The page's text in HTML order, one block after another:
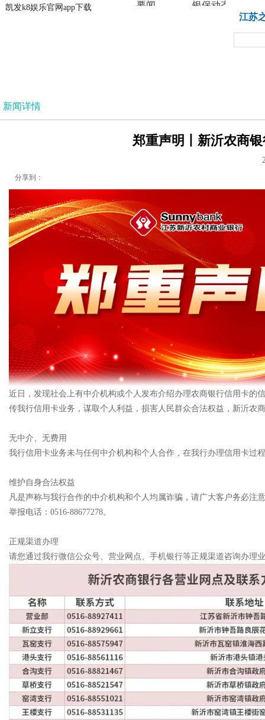
凯发k8娱乐官网app下载
凯发k8娱乐官网app下载
要闻 银保动态
江苏
新闻详情
郑重声明丨新沂农商
分享到：
近日，发现社会上有中介机构或个人发布介绍办理农商银行信用卡的
传我行信用卡业务，谋取个人利益，损害人民群众合法权益，新沂农
无中介、无费用
我行信用卡业务未与任何中介机构和个人合作，在我行办理信用卡过
维护自身合法权益
凡是声称与我行合作的中介机构和个人均属诈骗，请广大客户务必
举报电话：0516-88677278。
正规渠道办理
请您通过我行微信公众号、营业网点、手机银行等正规渠道咨询办理